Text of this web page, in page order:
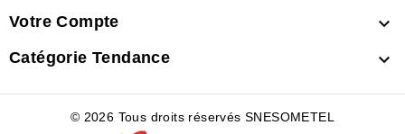
Votre Compte 
Catégorie Tendance 
© 2026 Tous droits réservés SNESOMETEL